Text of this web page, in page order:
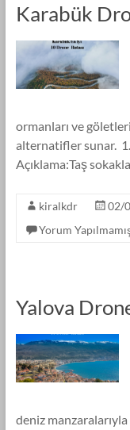
Karabük
ormanları ve
alternatifler sunar.
Açıklama:Taş
kiralkdr 02/
Yorum
Yalova
deniz